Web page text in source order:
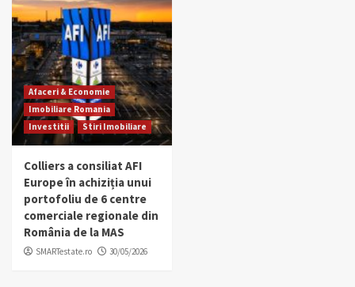
Afaceri & Economie
Imobiliare Romania
Investitii
Stiri Imobiliare
Colliers a consiliat AFI
Europe în achiziția unui
portofoliu de 6 centre
comerciale regionale din
România de la MAS
SMARTestate.ro 30/05/2026